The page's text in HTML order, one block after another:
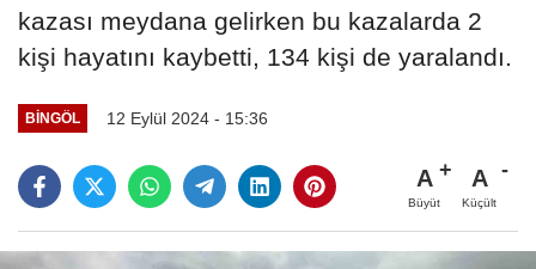
kazası meydana gelirken bu kazalarda 2
kişi hayatını kaybetti, 134 kişi de yaralandı.
BINGÖL 12 Eylül 2024 - 15:36
A
Büyüt
A
Küçült